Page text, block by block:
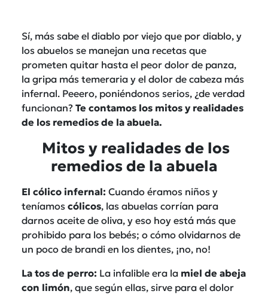
Sí, más sabe el diablo por viejo que por diablo, y
los abuelos se manejan una recetas que
prometen quitar hasta el peor dolor de panza,
la gripa más temeraria y el dolor de cabeza más
infernal. Peeero, poniéndonos serios, ¿de verdad
funcionan? Te contamos los mitos y realidades
de los remedios de la abuela.
Mitos y realidades de los
remedios de la abuela
El cólico infernal: Cuando éramos niños y
teníamos cólicos, las abuelas corrían para
darnos aceite de oliva, y eso hoy está más que
prohibido para los bebés; o cómo olvidarnos de
un poco de brandi en los dientes, ¡no, no!
La tos de perro: La infalible era la miel de abeja
con limón, que según ellas, sirve para el dolor